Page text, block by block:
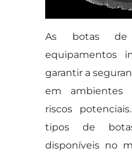
As botas de
equipamentos
garantir a
em ambientes
riscos
tipos de
disponíveis no